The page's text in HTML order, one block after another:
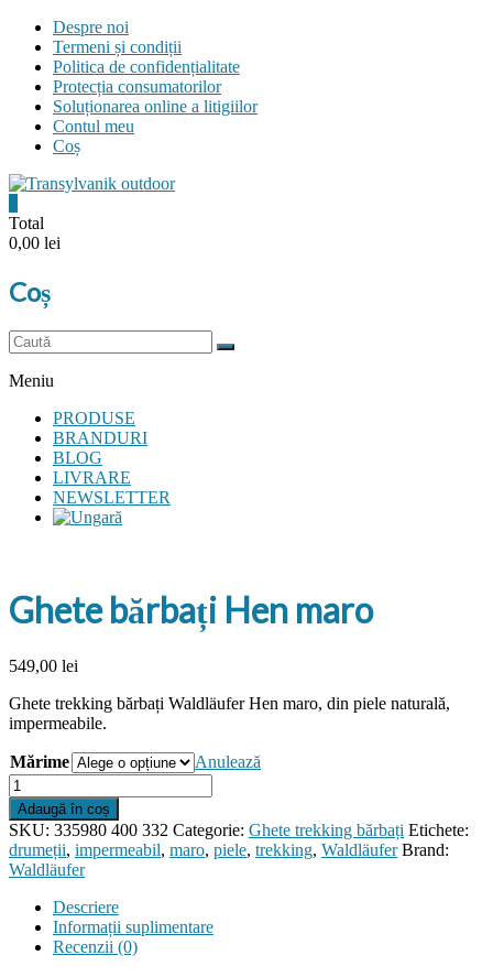
Skip
content
Despre noi
Termeni și condiții
Politica de confidențialitate
Protecția consumatorilor
Soluționarea online a litigiilor
Contul meu
Coș
Transylvanik
and
more
Total
0,00 lei
Coș
Meniu
PRODUSE
BRANDURI
BLOG
LIVRARE
NEWSLETTER
Ghete bărbați Hen maro
549,00 lei
Ghete trekking bărbați Waldläufer Hen maro, din piele naturală,
impermeabile.
Mărime
Anulează
Cantitate
Ghete
bărbați
Hen
maro
Adaugă în coș
SKU: 335980 400 332 Categorie: Ghete trekking bărbați Etichete:
drumeții, impermeabil, maro, piele, trekking, Waldläufer Brand:
Waldläufer
Descriere
Informații suplimentare
Recenzii (0)